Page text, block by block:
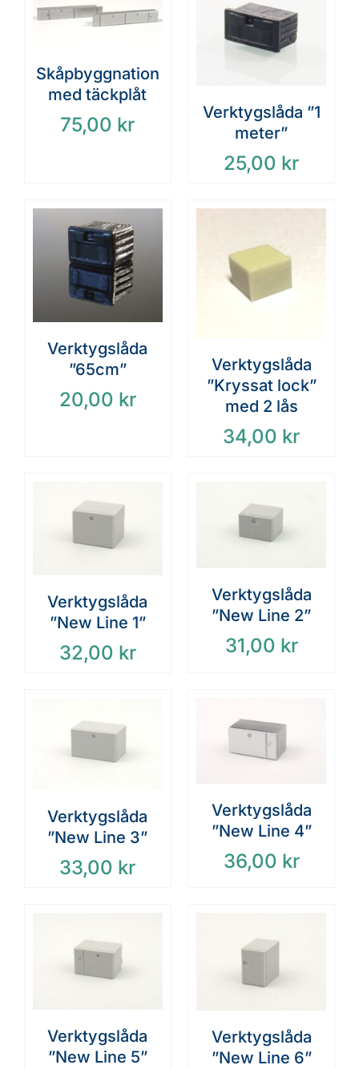
Skåpbyggnation
med täckplåt
75,00 kr
Verktygslåda ”1
meter”
25,00 kr
Verktygslåda
”65cm”
20,00 kr
Verktygslåda
”Kryssat lock”
med 2 lås
34,00 kr
Verktygslåda
”New Line 1”
32,00 kr
Verktygslåda
”New Line 2”
31,00 kr
Verktygslåda
”New Line 3”
33,00 kr
Verktygslåda
”New Line 4”
36,00 kr
Verktygslåda
”New Line 5”
Verktygslåda
”New Line 6”